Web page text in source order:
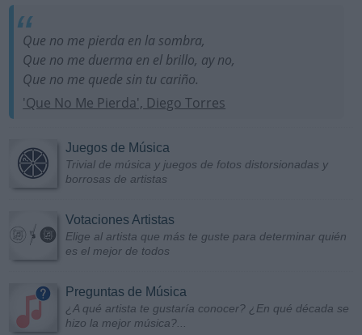
Que no me pierda en la sombra,
Que no me duerma en el brillo, ay no,
Que no me quede sin tu cariño.
'Que No Me Pierda', Diego Torres
Juegos de Música
Trivial de música y juegos de fotos distorsionadas y
borrosas de artistas
Votaciones Artistas
Elige al artista que más te guste para determinar quién
es el mejor de todos
Preguntas de Música
¿A qué artista te gustaría conocer? ¿En qué década se
hizo la mejor música?...